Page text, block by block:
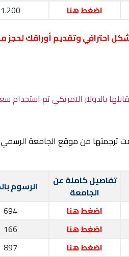
اضغط هنا
1.200
احترافي وتقديم أوراقك لحجز
ادناه بالليرة التركية لعام 2024 ما يقابلها بالدولار الامريكي تم
ترجمتها من موقع الجامعة الرسمي
تفاصيل كاملة عن
الجامعة
الرسوم
اضغط هنا
694
اضغط هنا
166
اضغط هنا
897